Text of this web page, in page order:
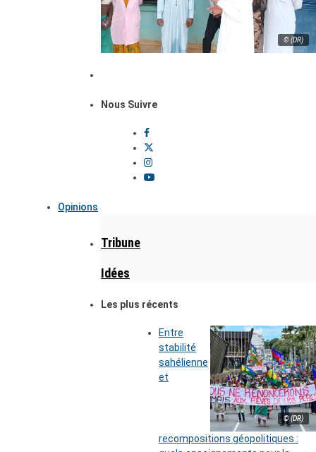
© (DR)
Nous Suivre
Opinions
Tribune
Idées
Les plus récents
© (DR)
Entre
stabilité
sahélienne
et
recompositions géopolitiques :